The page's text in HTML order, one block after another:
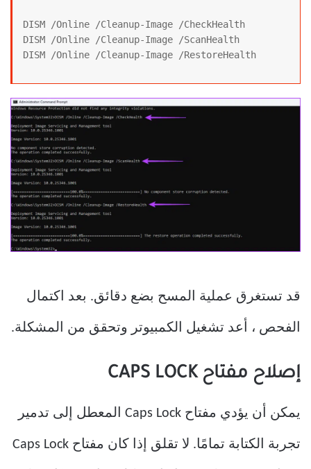
DISM /Online /Cleanup-Image /CheckHealth
DISM /Online /Cleanup-Image /ScanHealth
DISM /Online /Cleanup-Image /RestoreHealth
قد تستغرق عملية المسح بضع دقائق. بعد اكتمال
الفحص ، أعد تشغيل الكمبيوتر وتحقق من المشكلة.
إصلاح مفتاح CAPS LOCK
يمكن أن يؤدي مفتاح Caps Lock المعطل إلى تدمير
تجربة الكتابة تمامًا. لا تقلق إذا كان مفتاح Caps Lock